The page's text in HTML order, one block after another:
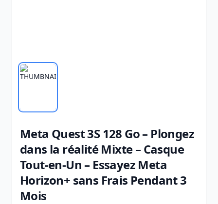
Meta Quest 3S 128 Go – Plongez
dans la réalité Mixte – Casque
Tout-en-Un – Essayez Meta
Horizon+ sans Frais Pendant 3
Mois